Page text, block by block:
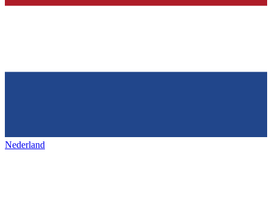
Nederland